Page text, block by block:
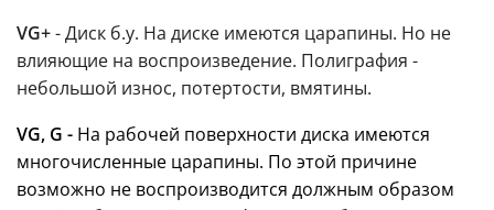
VG+- Диск б.у. На диске имеются царапины. Но не
влияющие на воспроизведение. Полиграфия -
небольшой износ, потертости, вмятины.
VG, G - На рабочей поверхности диска имеются
многочисленные царапины. По этой причине
возможно не воспроизводится должным образом